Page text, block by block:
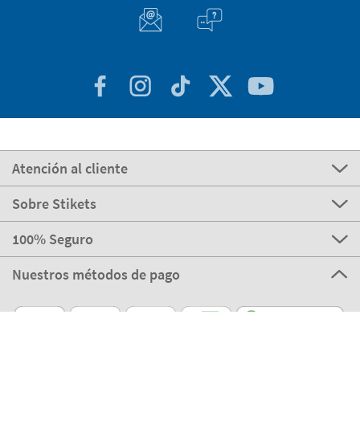
Atención al cliente
Sobre Stikets
100% Seguro
Nuestros métodos de pago